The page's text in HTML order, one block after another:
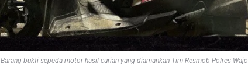
Barang bukti sepeda motor hasil curian yang diamankan Tim Resmob Polres Wajo.